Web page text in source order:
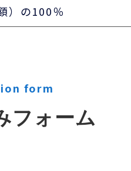
）の100％
form
フォーム